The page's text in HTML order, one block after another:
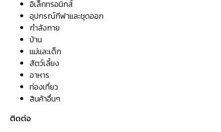
อิเล็กทรอนิกส์
อุปกรณ์กีฬาและชุดออก
กำลังกาย
บ้าน
แม่และเด็ก
สัตว์เลี้ยง
อาหาร
ท่องเที่ยว
สินค้าอื่นๆ
ติดต่อ